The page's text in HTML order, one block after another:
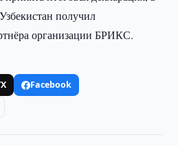
получил
организации БРИКС.
Facebook